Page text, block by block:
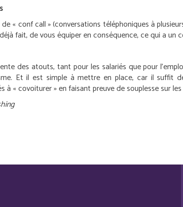
« conf call » (conversations téléphoniques à
fait, de vous équiper en conséquence, ce qui a
des atouts, tant pour les salariés que pour
Et il est simple à mettre en place, car il suffit
à « covoiturer » en faisant preuve de souplesse sur